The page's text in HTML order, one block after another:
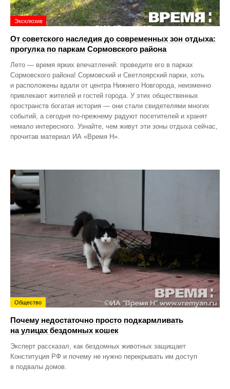
Эксклюзив
От советского наследия до современных зон отдыха:
прогулка по паркам Сормовского района
Лето — время ярких впечатлений: проведите его в парках
Сормовского района! Сормовский и Светлоярский парки, хоть
и расположены вдали от центра Нижнего Новгорода, неизменно
привлекают жителей и гостей города. У этих общественных
пространств богатая история — они стали свидетелями многих
событий, а сегодня по‑прежнему радуют посетителей и хранят
немало интересного. Узнайте, чем живут эти зоны отдыха сейчас,
прочитав материал ИА «Время Н».
Общество
Почему недостаточно просто подкармливать
на улицах бездомных кошек
Эксперт рассказал, как бездомных животных защищает
Конституция РФ и почему не нужно перекрывать им доступ
в подвалы домов.